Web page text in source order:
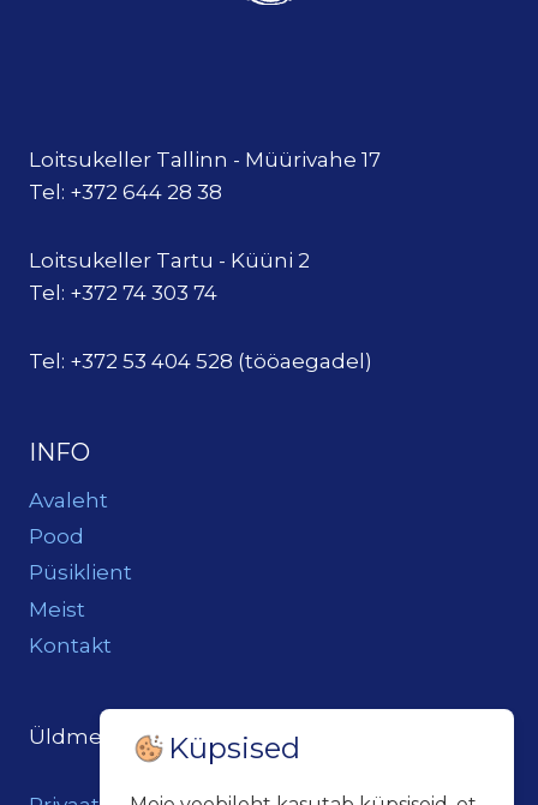
Loitsukeller Tallinn - Müürivahe 17
Tel: +372 644 28 38
Loitsukeller Tartu - Küüni 2
Tel: +372 74 303 74
Tel: +372 53 404 528 (tööaegadel)
INFO
Avaleht
Pood
Püsiklient
Meist
Kontakt
Üldmeil: loits@loitsukeller.ee
Küpsised